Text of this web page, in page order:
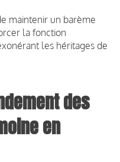
maintenir un barème
la fonction
les héritages de
des
en